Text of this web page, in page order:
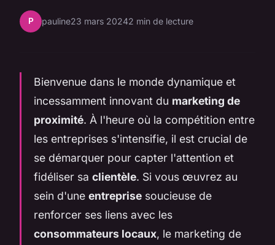
P pauline23 mars 20242 min de lecture
Bienvenue dans le monde dynamique et
incessamment innovant du marketing de
proximité. À l'heure où la compétition entre
les entreprises s'intensifie, il est crucial de
se démarquer pour capter l'attention et
fidéliser sa clientèle. Si vous œuvrez au
sein d'une entreprise soucieuse de
renforcer ses liens avec les
consommateurs locaux, le marketing de